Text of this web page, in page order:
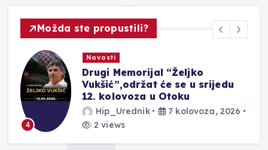
Možda ste propustili?
4
Novosti
Drugi Memorijal “Željko
Vukšić”,održat će se u srijedu
12. kolovoza u Otoku
Hip_Urednik
7 kolovoza, 2026
2 views